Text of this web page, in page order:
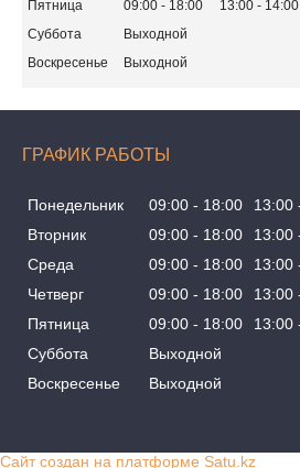
Пятница
09:00 18:00 13:00
14:00
Суббота
Выходной
Воскресенье
Выходной
ГРАФИК РАБОТЫ
Понедельник 09:00 18:00 13:00
Вторник
09:00 18:00 13:00
Среда
09:00 18:00 13:00
Четверг
09:00 18:00 13:00
Пятница
09:00 18:00 13:00
Суббота
Выходной
Воскресенье
Выходной
Сайт создан на платформе Satu.kz